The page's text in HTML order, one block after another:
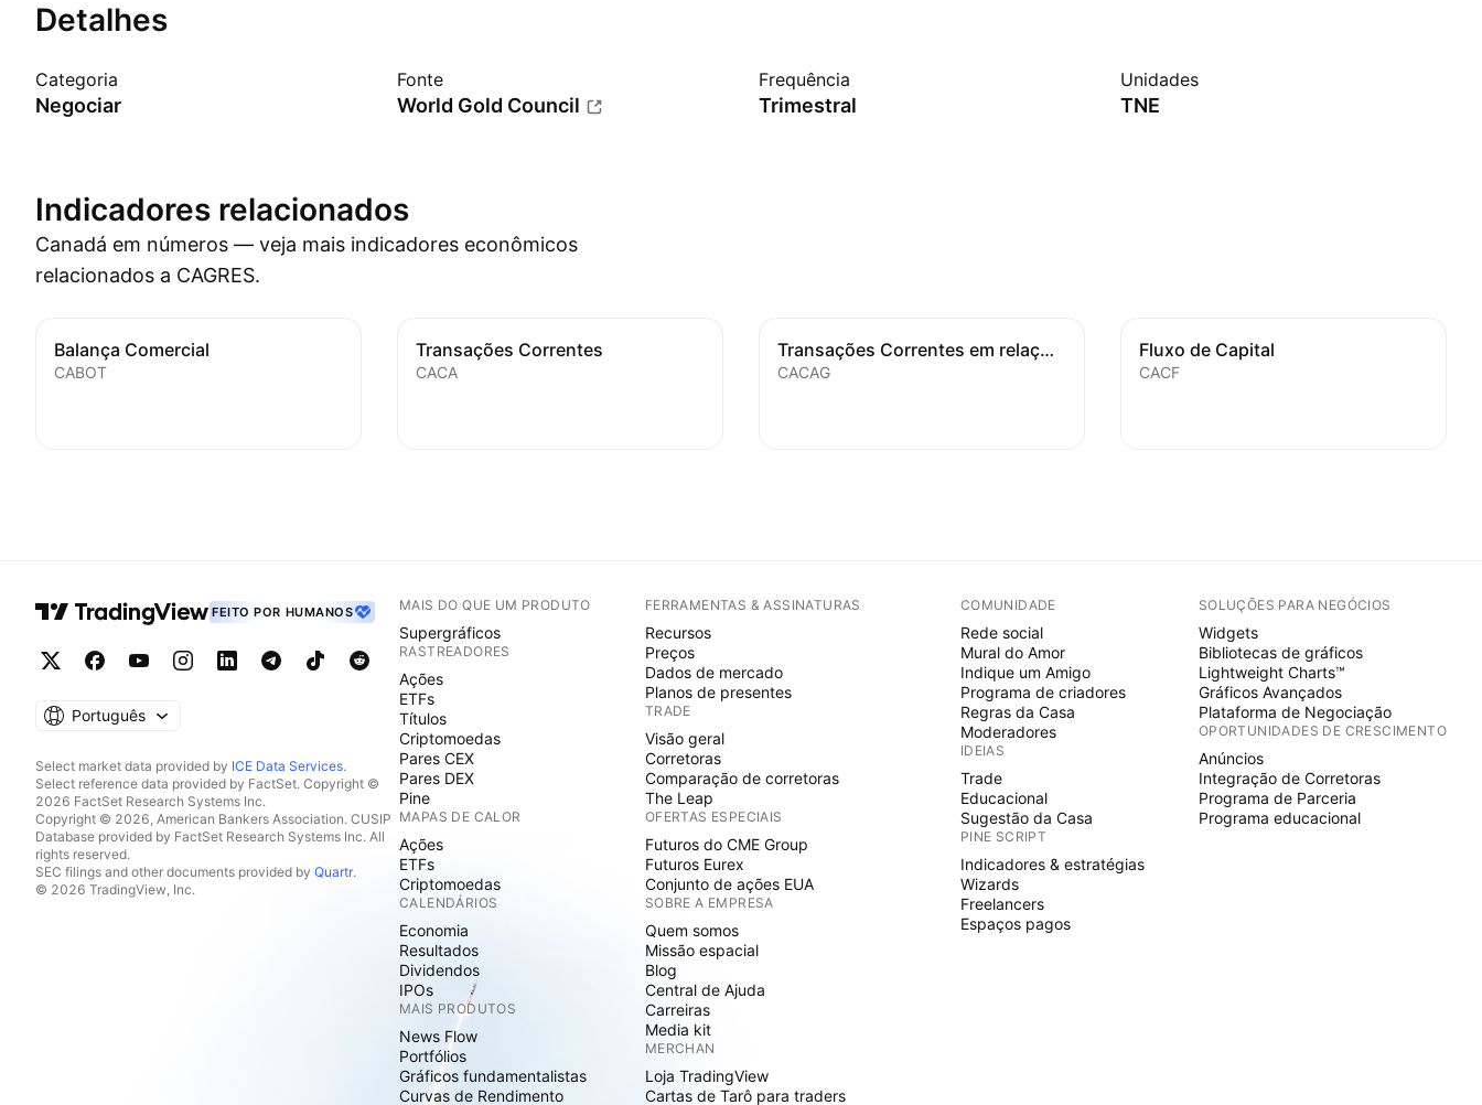
Detalhes
Categoria
Negociar
Fonte
World Gold Council
Frequência
Trimestral
Unidades
TNE
Indicadores relacionados
Canadá em números — veja mais indicadores econômicos
relacionados a CAGRES.
Balança Comercial
CABOT
Transações Correntes
CACA
Transações Correntes em relação ao PIB
CACAG
Fluxo de Capital
CACF
FEITO POR HUMANOS
Português
Select market data provided by ICE Data Services.
Select reference data provided by FactSet. Copyright ©
2026 FactSet Research Systems Inc.
Copyright © 2026, American Bankers Association. CUSIP
Database provided by FactSet Research Systems Inc. All
rights reserved.
SEC filings and other documents provided by Quartr.
© 2026 TradingView, Inc.
MAIS DO QUE UM PRODUTO
Supergráficos
RASTREADORES
Ações
ETFs
Títulos
Criptomoedas
Pares CEX
Pares DEX
Pine
MAPAS DE CALOR
Ações
ETFs
Criptomoedas
CALENDÁRIOS
Economia
Resultados
Dividendos
IPOs
MAIS PRODUTOS
News Flow
Portfólios
Gráficos fundamentalistas
Curvas de Rendimento
FERRAMENTAS & ASSINATURAS
Recursos
Preços
Dados de mercado
Planos de presentes
TRADE
Visão geral
Corretoras
Comparação de corretoras
The Leap
OFERTAS ESPECIAIS
Futuros do CME Group
Futuros Eurex
Conjunto de ações EUA
SOBRE A EMPRESA
Quem somos
Missão espacial
Blog
Central de Ajuda
Carreiras
Media kit
MERCHAN
Loja TradingView
Cartas de Tarô para traders
COMUNIDADE
Rede social
Mural do Amor
Indique um Amigo
Programa de criadores
Regras da Casa
Moderadores
IDEIAS
Trade
Educacional
Sugestão da Casa
PINE SCRIPT
Indicadores & estratégias
Wizards
Freelancers
Espaços pagos
SOLUÇÕES PARA NEGÓCIOS
Widgets
Bibliotecas de gráficos
Lightweight Charts™
Gráficos Avançados
Plataforma de Negociação
OPORTUNIDADES DE CRESCIMENTO
Anúncios
Integração de Corretoras
Programa de Parceria
Programa educacional